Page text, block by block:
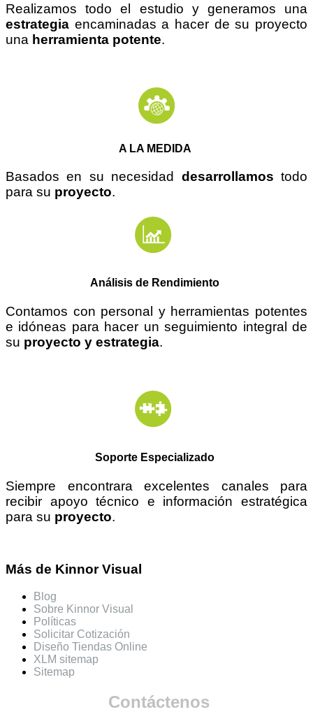
Realizamos todo el estudio y generamos una
estrategia encaminadas a hacer de su proyecto
una herramienta potente.
A LA MEDIDA
Basados en su necesidad desarrollamos todo
para su proyecto.
Análisis de Rendimiento
Contamos con personal y herramientas potentes
e idóneas para hacer un seguimiento integral de
su proyecto y estrategia.
Soporte Especializado
Siempre encontrara excelentes canales para
recibir apoyo técnico e información estratégica
para su proyecto.
Más de Kinnor Visual
Blog
Sobre Kinnor Visual
Políticas
Solicitar Cotización
Diseño Tiendas Online
XLM sitemap
Sitemap
Contáctenos